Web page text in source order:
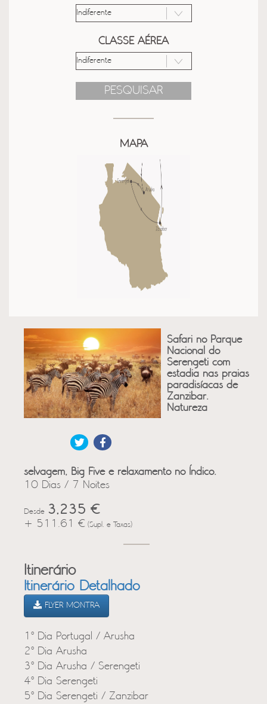
CLASSE AÉREA
PESQUISAR
MAPA
Safari no Parque
Nacional do
Serengeti com
estadia nas praias
paradisíacas de
Zanzibar.
Natureza
selvagem, Big Five e relaxamento no Índico.
10 Dias / 7 Noites
Desde 3,235 €
+ 511.61 € (Supl. e Taxas)
Itinerário
Itinerário Detalhado
FLYER MONTRA
1º Dia Portugal / Arusha
2º Dia Arusha
3º Dia Arusha / Serengeti
4º Dia Serengeti
5º Dia Serengeti / Zanzibar